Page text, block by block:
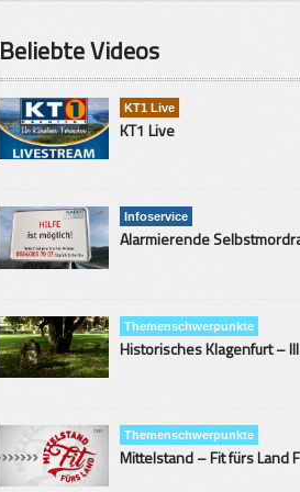
Beliebte Videos
KT1 Live
KT1 Live
Infoservice
Themenschwerpunkte
Historisches Klagenfurt – III
Themenschwerpunkte